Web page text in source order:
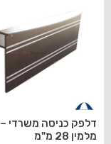
דלפק כניסה משרדי –
מלמין 28 מ"מ